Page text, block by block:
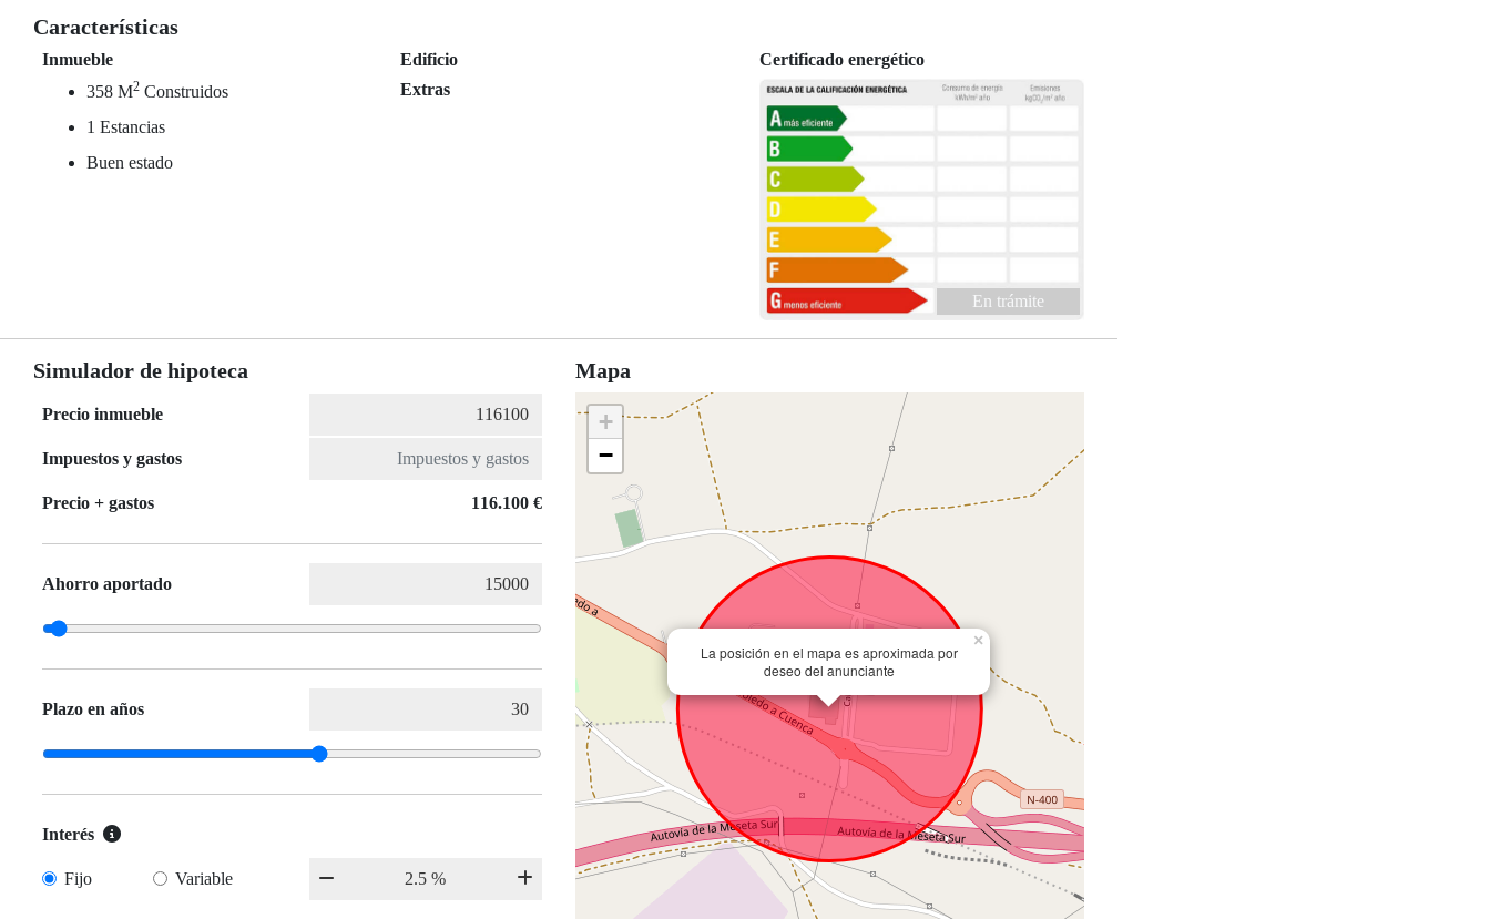
Características
Inmueble
358 M2 Construidos
1 Estancias
Buen estado
Edificio
Extras
Certificado energético
En trámite
Simulador de hipoteca
Precio inmueble
Impuestos y gastos
Precio + gastos 116.100 €
Ahorro aportado
Plazo en años
Interés
Fijo Variable
Mapa
La posición en el mapa es aproximada por
deseo del anunciante
×
+
−